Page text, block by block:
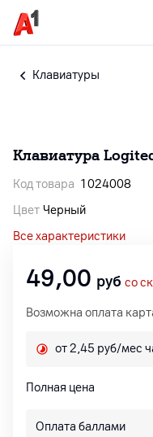
Клавиатуры
Клавиатура
Код товара 1024008
Цвет Черный
Все характеристики
49,00 руб со
Возможна оплата
от 2,45 руб/мес
Полная цена
Оплата баллами